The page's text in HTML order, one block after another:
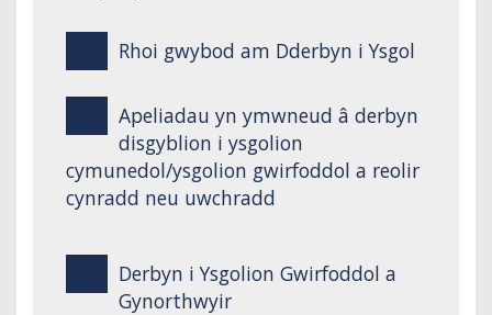
Rhoi gwybod am Dderbyn i Ysgol
Apeliadau yn ymwneud â derbyn
disgyblion i ysgolion
cymunedol/ysgolion gwirfoddol a reolir
cynradd neu uwchradd
Derbyn i Ysgolion Gwirfoddol a
Gynorthwyir